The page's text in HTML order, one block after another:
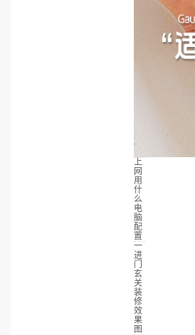
上
网
用
什
么
电
脑
配
置
一
进
门
玄
关
装
修
效
果
图